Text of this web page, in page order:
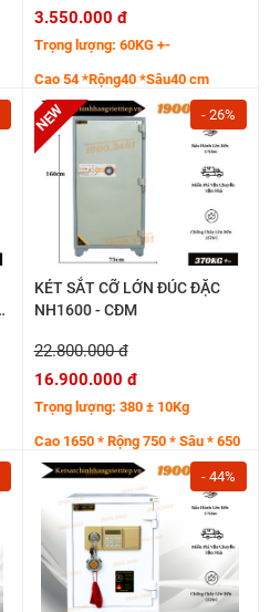
3.550.000 đ
Trọng lượng: 60KG +-
Cao 54 *Rộng40 *Sâu40 cm
- 26%
KÉT SẮT CỠ LỚN ĐÚC ĐẶC
NH1600 - CĐM
22.800.000 đ
16.900.000 đ
Trọng lượng: 380 ± 10Kg
Cao 1650 * Rộng 750 * Sâu * 650
mm
- 44%